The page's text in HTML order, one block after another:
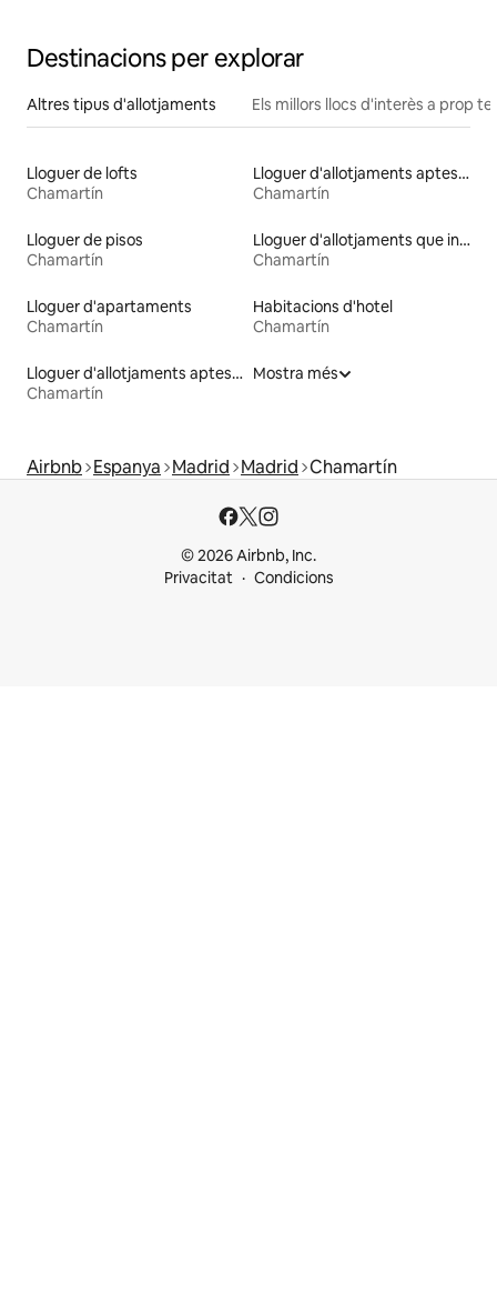
Destinacions per explorar
Altres tipus d'allotjaments Els millors llocs d'interès a prop
Lloguer de lofts
Chamartín
Lloguer d'allotjaments aptes per a animals de companyia
Chamartín
Lloguer de pisos
Chamartín
Lloguer d'allotjaments que inclouen esmorzar
Chamartín
Lloguer d'apartaments
Chamartín
Habitacions d'hotel
Chamartín
Lloguer d'allotjaments aptes per a famílies
Chamartín
Mostra més
Airbnb Espanya Madrid Madrid Chamartín
© 2026 Airbnb, Inc.
Privacitat
Condicions